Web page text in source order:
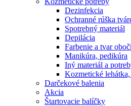
Dezinfekcia
Ochranné rúška
Spotrebný materiál
Depilácia
Farbenie a tvar
Manikúra, pedikúra
Iný materiál a
Kozmetické
Darčekové balenia
Akcia
Štartovacie balíčky